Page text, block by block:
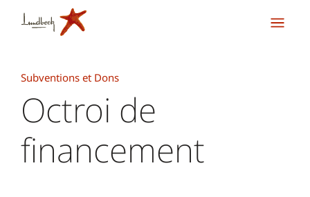
Subventions et Dons
Octroi de
financement